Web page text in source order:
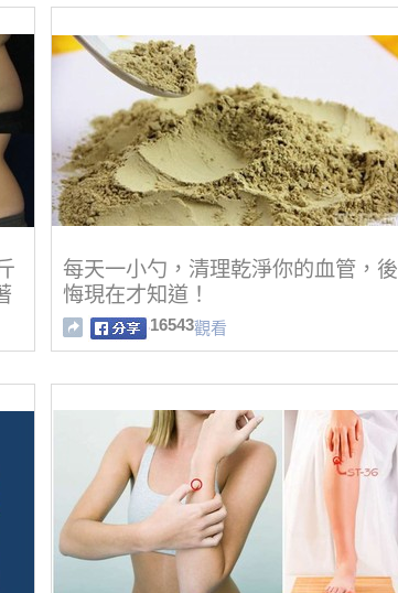
每天一小勺，清理乾淨你的血管，後
悔現在才知道！
16543觀看